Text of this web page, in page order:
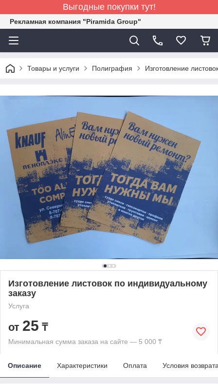
Выгодные покупки тут!
Рекламная компания "Piramida Group"
Товары и услуги Полиграфия Изготовление
Изготовление листовок по индивидуальному
заказу
Услуга
от 25 ₸
Минимальная сумма заказа на сайте — 5 000 ₸
Описание Характеристики Оплата Условия